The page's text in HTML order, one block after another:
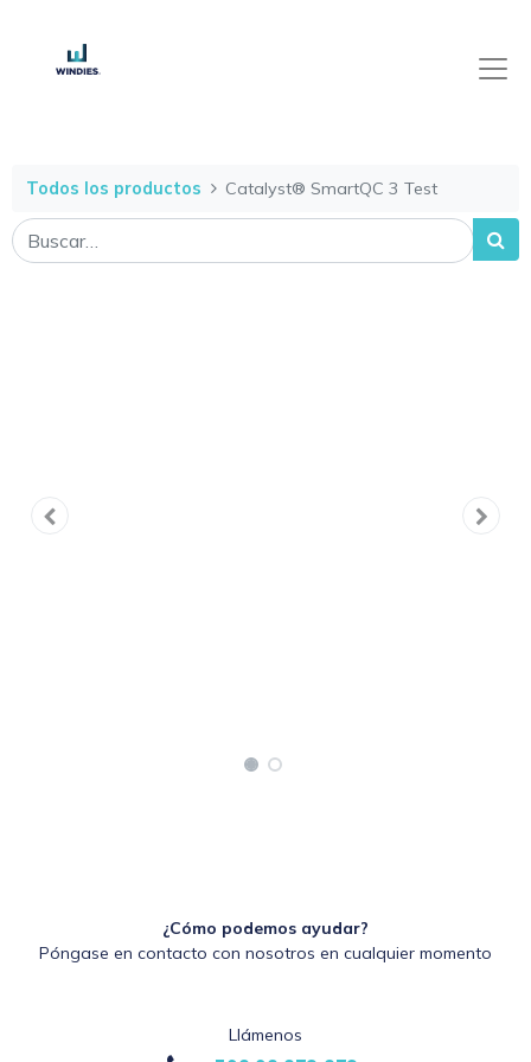
Todos los productos Catalyst® SmartQC 3 Test
¿Cómo podemos ayudar?
Póngase en contacto con nosotros en cualquier momento
Llámenos